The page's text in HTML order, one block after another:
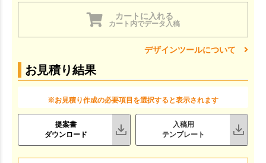
カートに入れる
カート内でデータ入稿
デザインツールについて
お見積り結果
※お見積り作成の必要項目を選択すると表示されます
提案書
ダウンロード
入稿用
テンプレート